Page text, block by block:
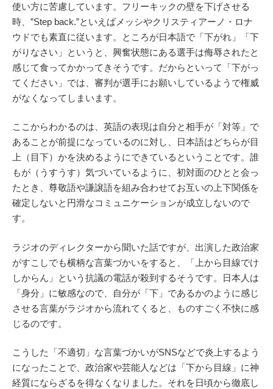
使い方に苦慮しています。フリーキックの壁を下げさせる
時、”Step back.”といえばメッシやクリスティアーノ・ロナ
ウドでも素直に従います。ところが日本語で「下がれ」「下
がりなさい」というと、興奮状態にある選手は侮辱されたと
感じて食ってかかってきそうです。だからといって「下がっ
てください」では、審判が選手にお願いしているようで権威
がなくなってしまいます。
ここからわかるのは、英語の表現は自分と相手が「対等」で
あることが前提になっているのに対し、日本語はどちらが目
上（目下）かを決めるようにできているということです。誰
もが（うすうす）気づいているように、初対面のひとと会っ
たとき、尊敬語や謙譲語を組み合わせてお互いの上下関係を
確定しないと円滑なコミュニケーションが成立しないので
す。
ラジオのディレクターから聞いた話ですが、出演した政治家
がすこしでも横柄な言葉づかいをすると、「上から目線でけ
しからん」という抗議の電話が殺到するそうです。日本人は
「身分」に敏感なので、自分が「下」であるかのように感じ
させる言葉がラジオから流れてくると、ものすごく不快に感
じるのです。
こうした「不適切」な言葉づかいがSNSなどで炎上するよう
になったことで、政治家や芸能人などは「下から目線」に神
経質にならざるを得なくなりました。それを日頃から徹底し